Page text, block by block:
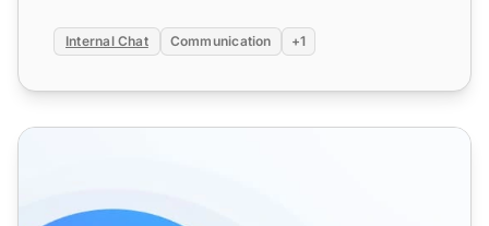
Internal Chat Communication +1
Функции на бележките